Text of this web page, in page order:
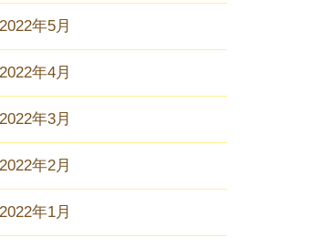
2022年5月
2022年4月
2022年3月
2022年2月
2022年1月